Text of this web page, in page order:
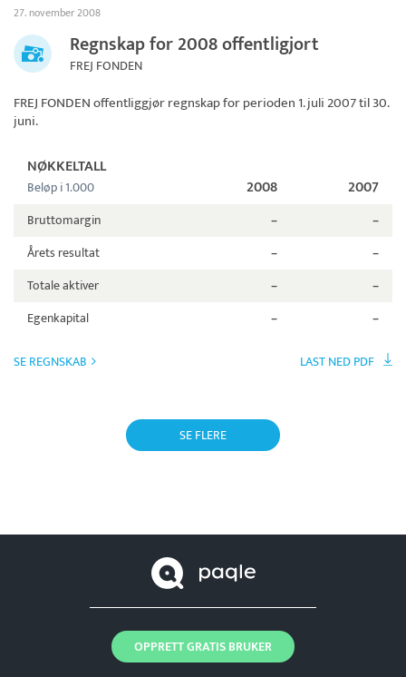
27. november 2008
Regnskap for 2008 offentligjort
FREJ FONDEN
FREJ FONDENoffentliggjør regnskap for perioden 1. juli 2007 til 30.
juni.
NØKKELTALL
Beløp i 1.000 2008 2007
Bruttomargin –
–
Årets resultat
–
–
Totale aktiver
–
–
Egenkapital
– –
SE REGNSKAB LAST NED PDF
SE FLERE
OPPRETT GRATIS BRUKER